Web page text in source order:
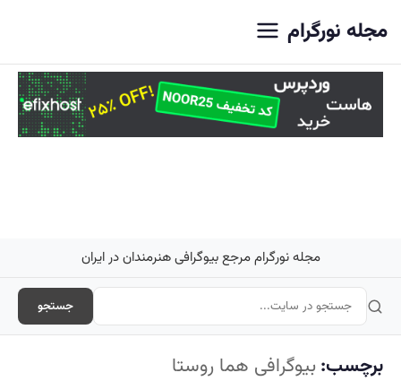
مجله نورگرام
مجله نورگرام مرجع بیوگرافی هنرمندان در ایران
جستجو
برچسب: بیوگرافی هما روستا